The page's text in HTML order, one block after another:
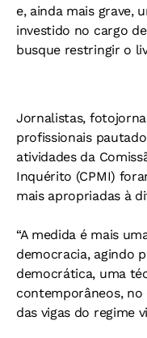
e, ainda mais grave,
investido no cargo
busque restringir o
Jornalistas,
profissionais
atividades da
Inquérito (CPMI)
mais apropriadas à
“A medida é mais
democracia, agindo
democrática, uma
contemporâneos, no
das vigas do regime